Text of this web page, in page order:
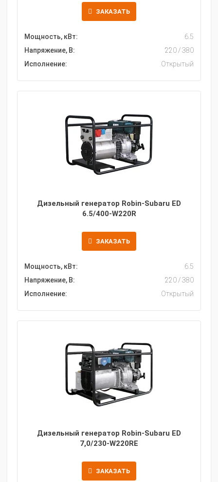
ЗАКАЗАТЬ
Мощность, кВт:
6.5
Напряжение, В:
220 / 380
Исполнение:
Открытый
Дизельный генератор Robin-Subaru ED
6.5/400-W220R
ЗАКАЗАТЬ
Мощность, кВт:
6.5
Напряжение, В:
220 / 380
Исполнение:
Открытый
Дизельный генератор Robin-Subaru ED
7,0/230-W220RE
ЗАКАЗАТЬ